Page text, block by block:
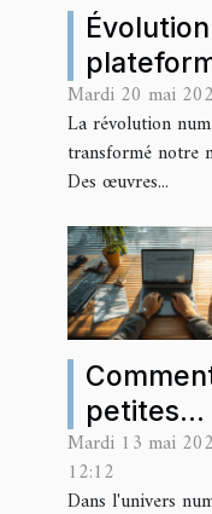
Mardi 20 mai
La révolution
transformé notre
Des œuvres...
petites
peuvent
Mardi 13 mai
12:12
Dans l'univers